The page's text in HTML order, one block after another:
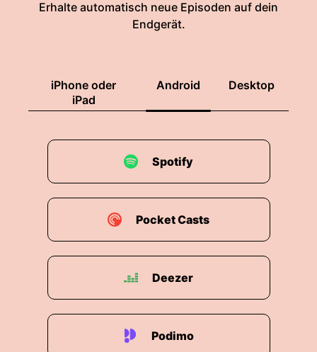
Erhalte automatisch neue Episoden auf dein
Endgerät.
iPhone oder
iPad
Android Desktop
Spotify
Pocket Casts
Deezer
Podimo